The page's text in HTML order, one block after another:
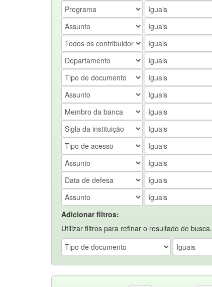
Adicionar filtros:
Utilizar filtros para refinar o resultado de busca.